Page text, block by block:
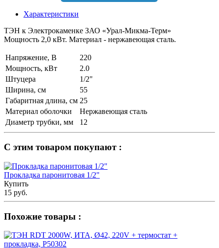
Характеристики
ТЭН к Электрокаменке ЗАО «Урал-Микма-Терм»
Мощность 2,0 кВт. Материал - нержавеющая сталь.
Напряжение, В
220
Мощность, кВт
2.0
Штуцера
1/2"
Ширина, см
55
Габаритная длина, см 25
Материал оболочки
Нержавеющая сталь
Диаметр трубки, мм
12
С этим товаром покупают :
Прокладка паронитовая 1/2"
Купить
15 руб.
Похожие товары :